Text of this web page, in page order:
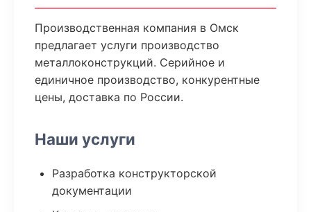
Производственная компания в Омск
предлагает услуги производство
металлоконструкций. Серийное и
единичное производство, конкурентные
цены, доставка по России.
Наши услуги
Разработка конструкторской
документации